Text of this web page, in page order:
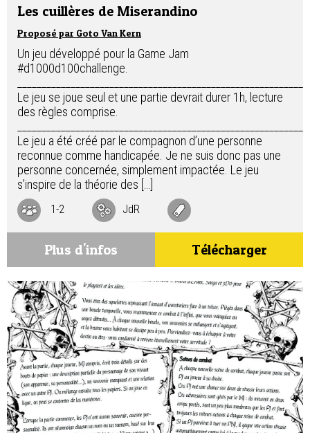
Les cuillères de Miserandino
Proposé par Goto Van Kern
Un jeu développé pour la Game Jam
#d1000d100challenge.
Le jeu se joue seul et une partie devrait durer 1h, lecture
des règles comprise.
Le jeu a été créé par le compagnon d’une personne
reconnue comme handicapée. Je ne suis donc pas une
personne concernée, simplement impactée. Le jeu
s’inspire de la théorie des […]
1-2 JdR
Plus d'infos Télécharger